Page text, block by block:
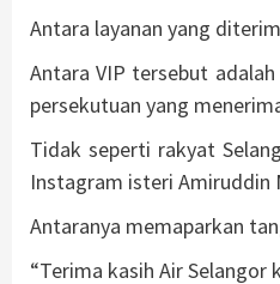
Antara layanan yang
Antara VIP tersebut
persekutuan yang
Tidak seperti rakyat
Instagram isteri Amiruddin
Antaranya memaparkan
“Terima kasih Air Selangor